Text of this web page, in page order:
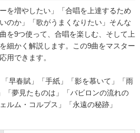
を増やしたい」「合唱を上達するため
のか」「歌がうまくなりたい」そんな
を9つ使って、合唱を楽しむ、そして上
細かく解説します。この9曲をマスター
用できます。
早春賦」「手紙」「影を慕いて」「雨
「夢見たものは」「バビロンの流れの
ルム・コルプス」「永遠の秘跡」